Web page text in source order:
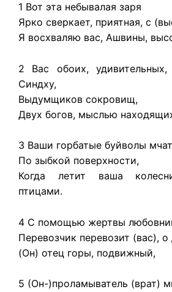
1 Вот эта небывалая заря
Ярко сверкает, приятная, с
Я восхваляю вас, Ашвины,
2 Вас обоих,
Синдху,
Выдумщиков сокровищ,
Двух богов, мыслью
3 Ваши горбатые буйволы
По зыбкой поверхности,
Когда летит ваша
птицами.
4 С помощью жертвы
Перевозчик перевозит (вас),
(Он) отец горы, подвижный,
5 (Он-)проламыватель (врат)